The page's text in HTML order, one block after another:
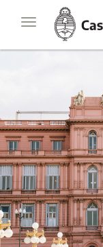
Toggle
navigation
Casa
Rosada
Presidencia
de